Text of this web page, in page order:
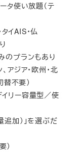
タ使い放題（テ
イAIS・仏
のプランもあり
ジア・欧州・北
替不要）
リー容量型／使
加）」を選ぶだ
）